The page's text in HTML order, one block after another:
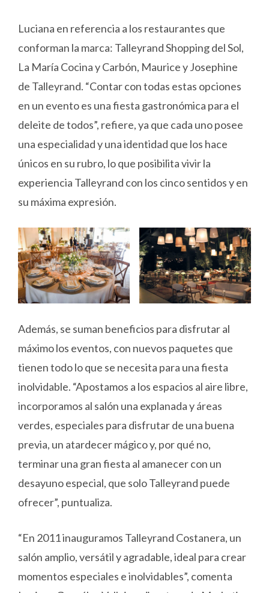
Luciana en referencia a los restaurantes que
conforman la marca: Talleyrand Shopping del Sol,
La María Cocina y Carbón, Maurice y Josephine
de Talleyrand. “Contar con todas estas opciones
en un evento es una fiesta gastronómica para el
deleite de todos”, refiere, ya que cada uno posee
una especialidad y una identidad que los hace
únicos en su rubro, lo que posibilita vivir la
experiencia Talleyrand con los cinco sentidos y en
su máxima expresión.
Además, se suman beneficios para disfrutar al
máximo los eventos, con nuevos paquetes que
tienen todo lo que se necesita para una fiesta
inolvidable. “Apostamos a los espacios al aire libre,
incorporamos al salón una explanada y áreas
verdes, especiales para disfrutar de una buena
previa, un atardecer mágico y, por qué no,
terminar una gran fiesta al amanecer con un
desayuno especial, que solo Talleyrand puede
ofrecer”, puntualiza.
“En 2011 inauguramos Talleyrand Costanera, un
salón amplio, versátil y agradable, ideal para crear
momentos especiales e inolvidables”, comenta